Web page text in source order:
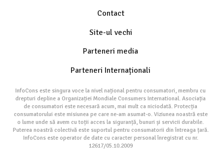
Contact
Site-ul vechi
Parteneri media
Parteneri Internaționali
InfoCons este singura voce la nivel național pentru consumatori, membru cu
drepturi depline a Organizației Mondiale Consumers International. Asociația
de consumatori este necesară acum, mai mult ca niciodată. Protecția
consumatorului este misiunea pe care ne-am asumat-o. Viziunea noastră este
o lume unde să avem cu toții acces la siguranță, bunuri și servicii durabile.
Puterea noastră colectivă este suportul pentru consumatorii din întreaga țară.
InfoCons este operator de date cu caracter personal înregistrat cu nr.
12617/05.10.2009